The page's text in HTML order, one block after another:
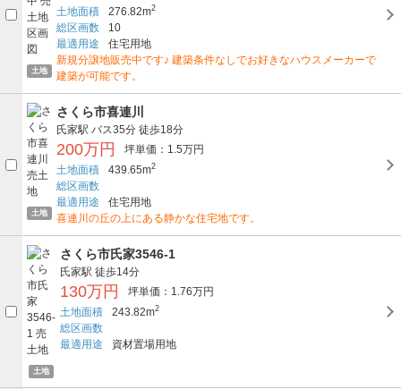
土地
土地面積
276.82m2
総区画数
10
最適用途
住宅用地
新規分譲地販売中です♪ 建築条件なしでお好きなハウスメーカーで
建築が可能です。
土地
さくら市喜連川
氏家駅 バス35分 徒歩18分
200万円
坪単価：1.5万円
土地面積
439.65m2
総区画数
最適用途
住宅用地
喜連川の丘の上にある静かな住宅地です。
土地
さくら市氏家3546-1
氏家駅 徒歩14分
130万円
坪単価：1.76万円
土地面積
243.82m2
総区画数
最適用途
資材置場用地